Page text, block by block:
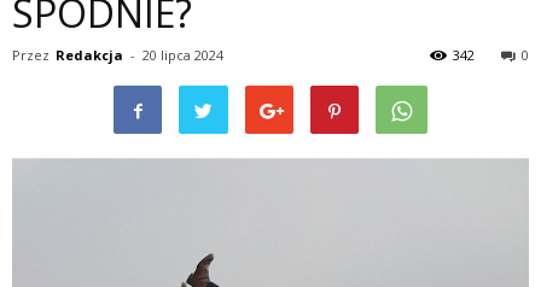
SPODNIE?
Przez Redakcja - 20 lipca 2024 0
342